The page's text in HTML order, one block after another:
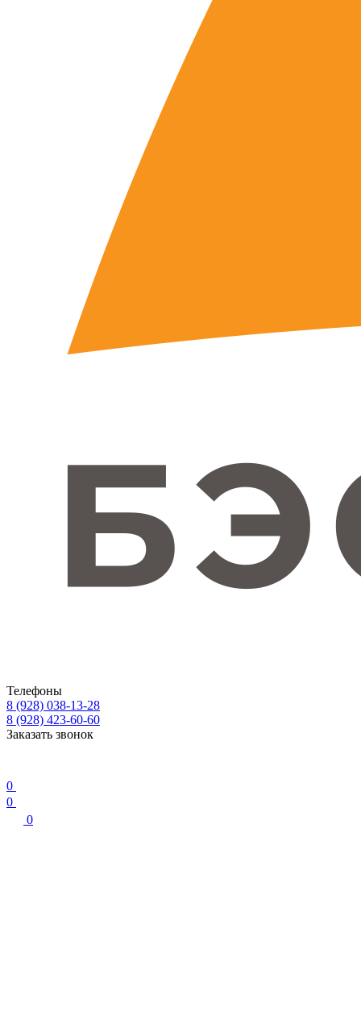
Телефоны
8 (928) 038-13-28
8 (928) 423-60-60
Заказать звонок
0
0
0